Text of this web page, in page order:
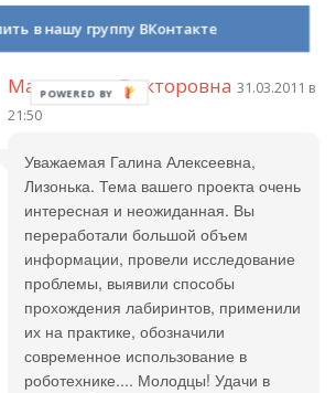
Маргарита Викторовна 31.03.2011 в
21:50
Уважаемая Галина Алексеевна,
Лизонька. Тема вашего проекта очень
интересная и неожиданная. Вы
переработали большой объем
информации, провели исследование
проблемы, выявили способы
прохождения лабиринтов, применили
их на практике, обозначили
современное использование в
роботехнике.... Молодцы! Удачи в
в нашу группу ВКонтакте